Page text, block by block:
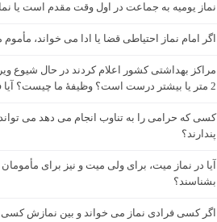
نماز یومیه به جماعت در اول وقت مقدم است یا
اگر امام نماز احتیاطی قضا یا ادا می خواند، مأموم
2 متر یا بیشتر درست است؟ وظیفۀ ما چیست؟ آیا فعلاً نماز جماعت را تعطیل کنیم؟
کسی که حرامی را به تناوب انجام می دهد می
پندارند؟
آیا در نماز میت، برای ولی میت و نیز برای
بشناسند؟
اگر کسی فرادی نماز می خواند و بین نمازش کسی